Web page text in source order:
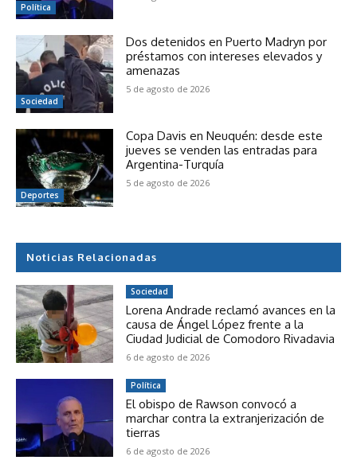
Política
Sociedad
Dos detenidos en Puerto Madryn por
préstamos con intereses elevados y
amenazas
5 de agosto de 2026
Deportes
Copa Davis en Neuquén: desde este
jueves se venden las entradas para
Argentina-Turquía
5 de agosto de 2026
Noticias Relacionadas
Sociedad
Lorena Andrade reclamó avances en la
causa de Ángel López frente a la
Ciudad Judicial de Comodoro Rivadavia
6 de agosto de 2026
Política
El obispo de Rawson convocó a
marchar contra la extranjerización de
tierras
6 de agosto de 2026